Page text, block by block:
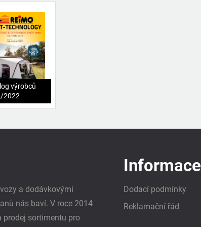
výrobců
2022
a dodávkovými
nás baví. V roce 2014
prodej sortimentu pro
Informace
Dodací podmínky
Reklamační řád